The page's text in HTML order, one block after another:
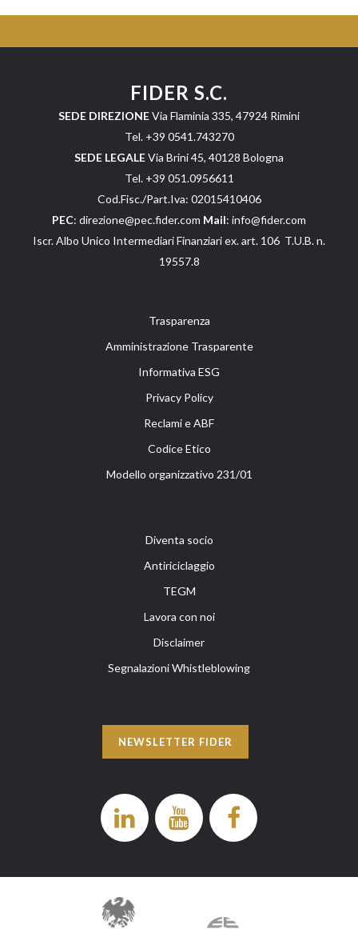
FIDER S.C.
SEDE DIREZIONEVia Flaminia 335, 47924 Rimini
Tel. +39 0541.743270
SEDE LEGALEVia Brini 45, 40128 Bologna
Tel. +39 051.0956611
Cod.Fisc./Part.Iva: 02015410406
PEC: direzione@pec.fider.com Mail: info@fider.com
Iscr. Albo Unico Intermediari Finanziari ex. art. 106 T.U.B. n.
19557.8
Trasparenza
Amministrazione Trasparente
Informativa ESG
Privacy Policy
Reclami e ABF
Codice Etico
Modello organizzativo 231/01
Diventa socio
Antiriciclaggio
TEGM
Lavora con noi
Disclaimer
Segnalazioni Whistleblowing
NEWSLETTER FIDER